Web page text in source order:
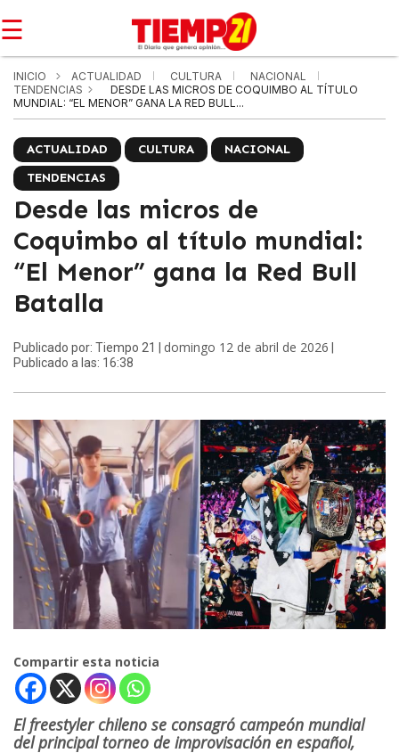
☰
INICIO ACTUALIDAD CULTURA
NACIONAL
TENDENCIAS
DESDE LAS MICROS DE COQUIMBO AL TÍTULO
MUNDIAL: “EL MENOR” GANA LA RED BULL...
ACTUALIDAD CULTURA
NACIONAL
TENDENCIAS
Desde las micros de
Coquimbo al título mundial:
“El Menor” gana la Red Bull
Batalla
Publicado por: Tiempo 21 | domingo 12 de abril de 2026
Publicado a las: 16:38
Compartir esta noticia
El freestyler chileno se consagró campeón mundial
del principal torneo de improvisación en español,